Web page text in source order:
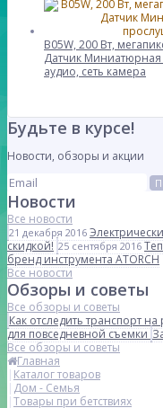
B05W, 200 Вт,
Датчик Миниатюрная
аудио, сеть камера
Будьте в курсе!
Новости, обзоры и акции
Новости
Все новости
21 декабря 2016
скидкой! 25 сентября 2016
бренд инструмента ATORCH
Все новости
Обзоры и советы
Все обзоры и советы
Как отследить транспорт на
для повседневной съемки
Все обзоры и советы
Главная
Каталог товаров
Дом - Семья
Товары при бетствиях